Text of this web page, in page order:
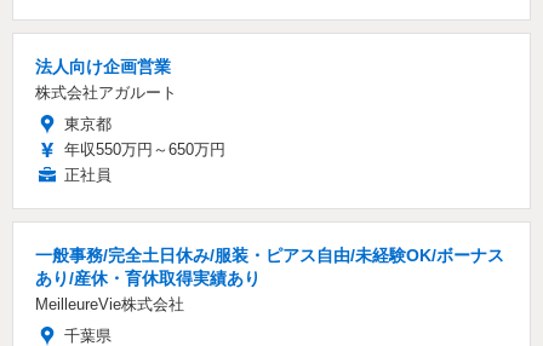
法人向け企画営業
株式会社アガルート
東京都
年収550万円～650万円
正社員
一般事務/完全土日休み/服装・ピアス自由/未経験OK/ボーナス
あり/産休・育休取得実績あり
MeilleureVie株式会社
千葉県